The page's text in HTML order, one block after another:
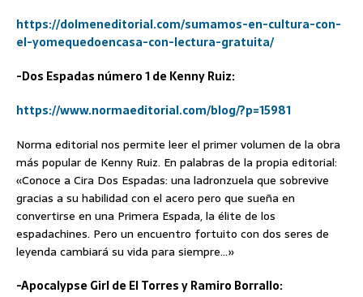
https://dolmeneditorial.com/sumamos-en-cultura-con-
el-yomequedoencasa-con-lectura-gratuita/
-Dos Espadas número 1 de Kenny Ruiz:
https://www.normaeditorial.com/blog/?p=15981
Norma editorial nos permite leer el primer volumen de la obra
más popular de Kenny Ruiz. En palabras de la propia editorial:
«Conoce a Cira Dos Espadas: una ladronzuela que sobrevive
gracias a su habilidad con el acero pero que sueña en
convertirse en una Primera Espada, la élite de los
espadachines. Pero un encuentro fortuito con dos seres de
leyenda cambiará su vida para siempre…»
-Apocalypse Girl de El Torres y Ramiro Borrallo: